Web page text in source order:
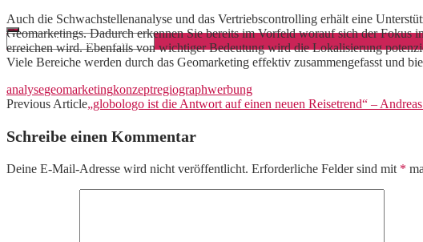
Auch die Schwachstellenanalyse und das Vertriebscontrolling erhält eine
Geomarketings. Dadurch erkennen Sie bereits im Vorfeld worauf sich der
erreichen wird. Ebenfalls von wichtiger Bedeutung wird die Lokalisierung
Viele Bereiche werden durch das Geomarketing effektiv zusammengefasst und
analysegeomarketingkonzeptregiographwerbung
Previous Article„globologo ist die Antwort auf einen neuen Reisetrend“ –
Schreibe einen Kommentar
Deine E-Mail-Adresse wird nicht veröffentlicht. Erforderliche Felder sind mit *